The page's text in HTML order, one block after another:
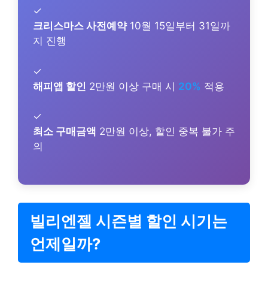
✓
크리스마스 사전예약10월 15일부터 31일까
지 진행
✓
해피앱 할인 2만원 이상 구매 시 20% 적용
✓
최소 구매금액 2만원 이상, 할인 중복 불가 주
의
빌리엔젤 시즌별 할인 시기는
언제일까?